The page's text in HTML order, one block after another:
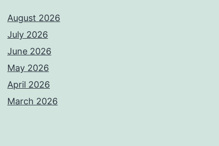
August 2026
July 2026
June 2026
May 2026
April 2026
March 2026